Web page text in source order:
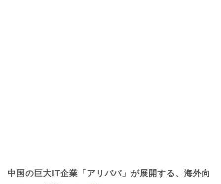
中国の巨大IT企業「アリババ」が展開する、海外向